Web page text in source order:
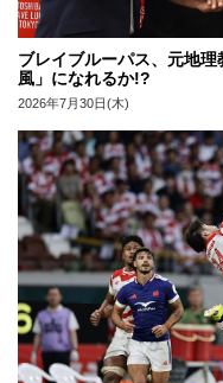
ブレイブルーパス、元地
風」になれるか!?
2026年7月30日(木)